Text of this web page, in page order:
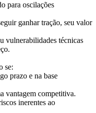
para oscilações
ganhar tração, seu valor
vulnerabilidades técnicas
se:
prazo e na base
vantagem competitiva.
inerentes ao